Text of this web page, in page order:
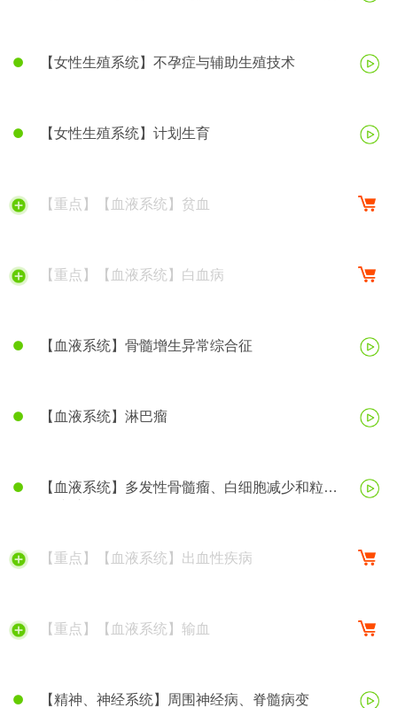
【女性生殖系统】不孕症与辅助生殖技术
【女性生殖系统】计划生育
【重点】【血液系统】贫血
【重点】【血液系统】白血病
【血液系统】骨髓增生异常综合征
【血液系统】淋巴瘤
【血液系统】多发性骨髓瘤、白细胞减少和粒细
【重点】【血液系统】出血性疾病
【重点】【血液系统】输血
【精神、神经系统】周围神经病、脊髓病变